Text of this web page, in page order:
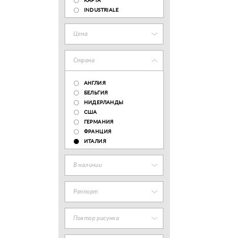
INDUSTRIALE
Цена
Страна
АНГЛИЯ
БЕЛЬГИЯ
НИДЕРЛАНДЫ
США
ГЕРМАНИЯ
ФРАНЦИЯ
ИТАЛИЯ
В наличии
Раппорт
Повтор рисунка